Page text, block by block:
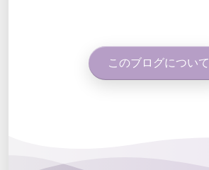
このブログについて